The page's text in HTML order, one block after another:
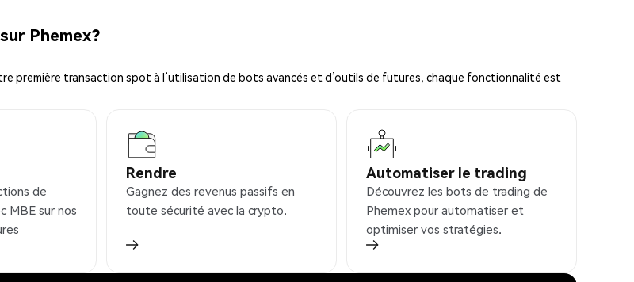
Phemex?
première transaction spot à l’utilisation de bots avancés et d’outils de futures, chaque fonctionnalité est
de
MBE sur nos
Rendre
Gagnez des revenus passifs en
toute sécurité avec la crypto.
Automatiser le trading
Découvrez les bots de trading de
Phemex pour automatiser et
optimiser vos stratégies.